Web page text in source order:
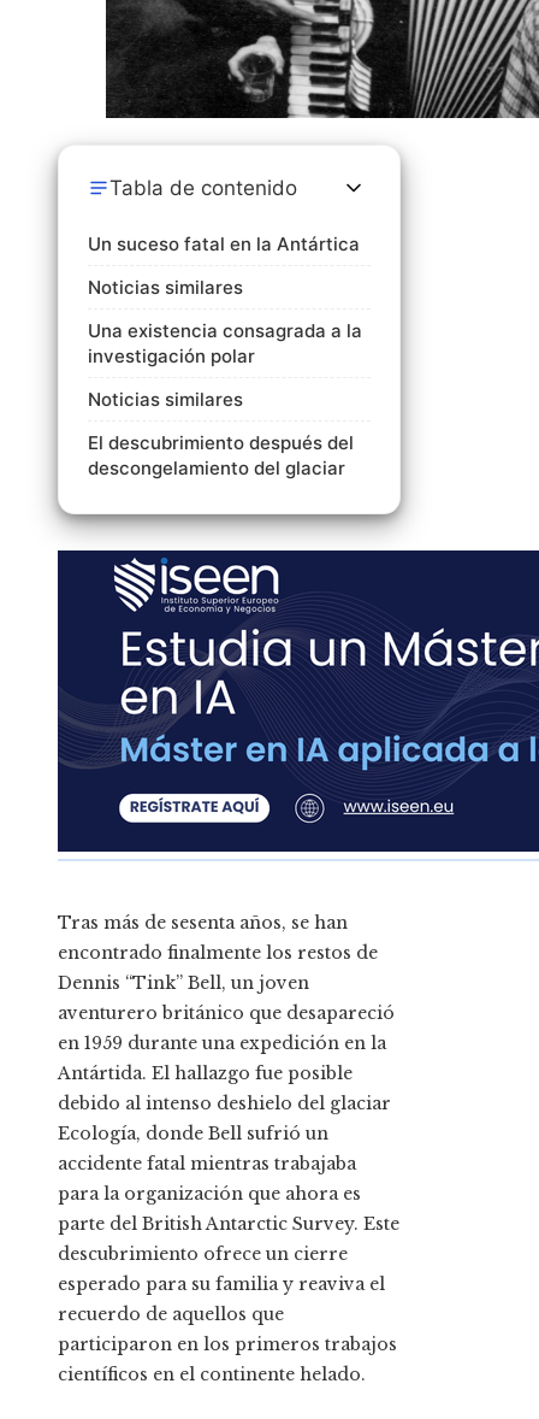
Tabla de contenido
Un suceso fatal en la Antártica
Noticias similares
Una existencia consagrada a la
investigación polar
Noticias similares
El descubrimiento después del
descongelamiento del glaciar
Tras más de sesenta años, se han
encontrado finalmente los restos de
Dennis “Tink” Bell, un joven
aventurero británico que desapareció
en 1959 durante una expedición en la
Antártida. El hallazgo fue posible
debido al intenso deshielo del glaciar
Ecología, donde Bell sufrió un
accidente fatal mientras trabajaba
para la organización que ahora es
parte del British Antarctic Survey. Este
descubrimiento ofrece un cierre
esperado para su familia y reaviva el
recuerdo de aquellos que
participaron en los primeros trabajos
científicos en el continente helado.